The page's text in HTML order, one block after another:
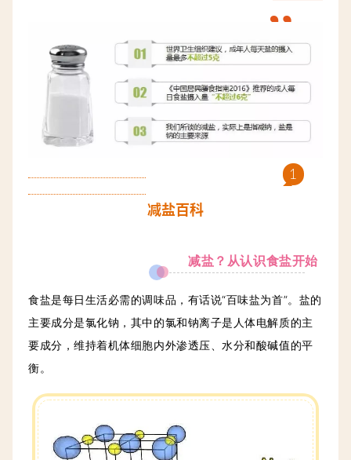
”
1
减盐百科
减盐？从认识食盐开始
食盐是每日生活必需的调味品，有话说“百味盐为首”。盐的
主要成分是氯化钠，其中的氯和钠离子是人体电解质的主
要成分，维持着机体细胞内外渗透压、水分和酸碱值的平
衡。